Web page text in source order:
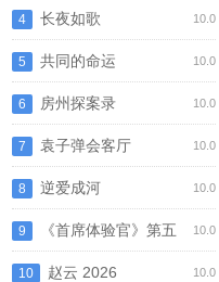
10.0
4 长夜如歌
10.0
5 共同的命运
10.0
6 房州探案录
10.0
7 袁子弹会客厅
10.0
8 逆爱成河
10.0
9 《首席体验官》第五
季“闹新春” 10.0
10 赵云 2026